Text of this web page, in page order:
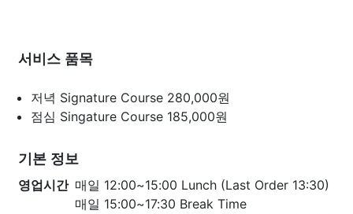
서비스 품목
저녁 Signature Course 280,000원
점심 Singature Course 185,000원
기본 정보
영업시간 매일 12:00~15:00 Lunch (Last Order 13:30)
매일 15:00~17:30 Break Time